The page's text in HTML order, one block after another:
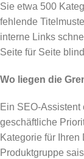
Sie etwa 500
fehlende
interne Links
Seite für Seite
Wo liegen die
Ein SEO-Assistent
geschäftliche
Kategorie für
Produktgruppe